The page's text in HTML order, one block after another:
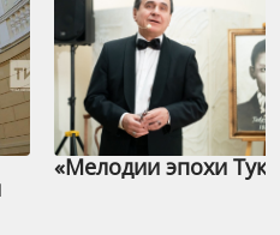
«Мелодии эпохи